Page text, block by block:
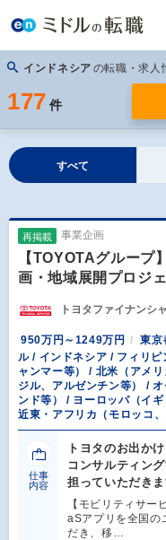
インドネシア の転職・求人
177 件
すべて
再掲載 事業企画
【TOYOTAグループ
画・地域展開プロジ
トヨタファイナンシ
950万円～1249万円
東京
ル / インドネシア / フィリ
ャンマー等） / 北米（アメ
ジル、アルゼンチン等） /
ンド等） / ヨーロッパ（イ
近東・アフリカ（モロッコ
仕事
内容
トヨタのお出か
コンサルティン
担っていただき
【モビリティサ
aSアプリを全国の
だき、移…